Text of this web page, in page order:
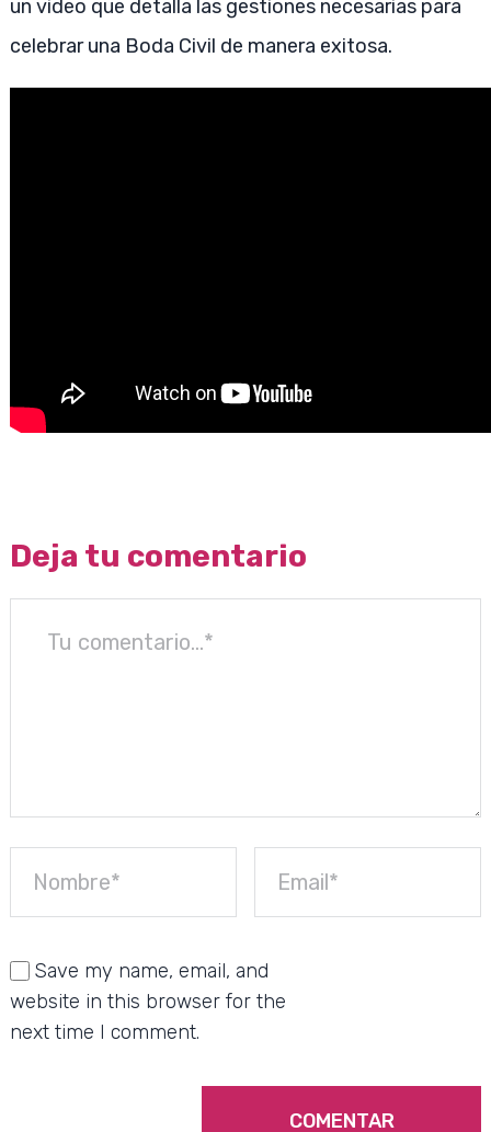
un video que detalla las gestiones necesarias para
celebrar una Boda Civil de manera exitosa.
Deja tu comentario
Save my name, email, and
website in this browser for the
next time I comment.